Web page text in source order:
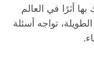
أثرًا في العالم
تواجه أسئلة